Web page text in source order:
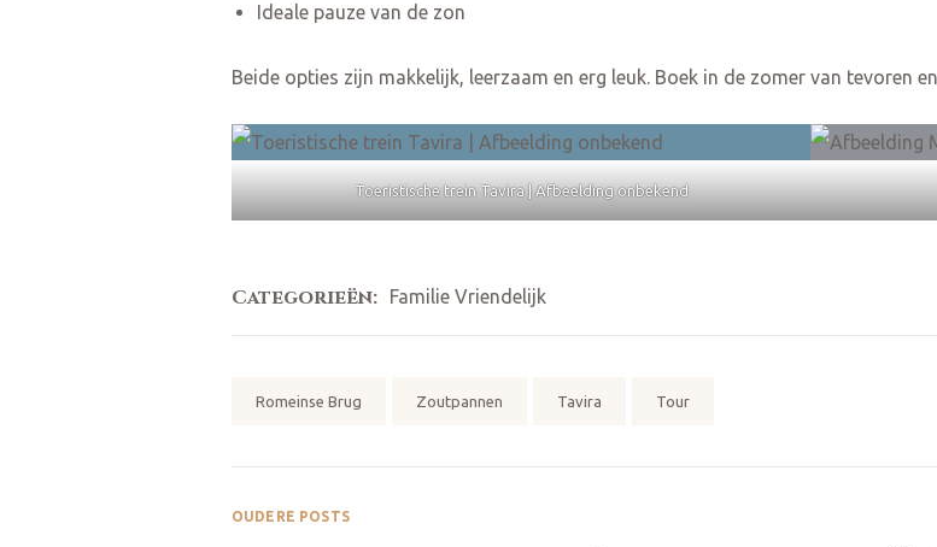
Ideale pauze van de zon
Beide opties zijn makkelijk, leerzaam en erg leuk. Boek in de zomer van tevoren
Toeristische trein Tavira | Afbeelding onbekend
Categorieën: Familie Vriendelijk
Romeinse Brug Zoutpannen Tavira Tour
OUDERE POSTS